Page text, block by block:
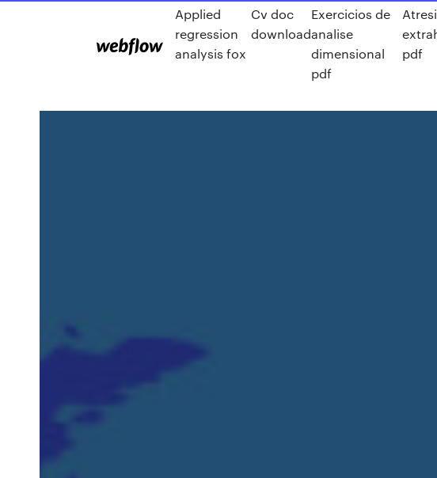
Applied
regression
analysis fox
Cv doc
download
Exercicios de
analise
dimensional
pdf
pdf